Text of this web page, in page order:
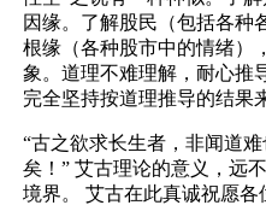
因缘。了解股民（包括各种
根缘（各种股市中的情绪）
象。道理不难理解，耐心推
完全坚持按道理推导的结果
“古之欲求长生者，非闻道
矣！” 艾古理论的意义，远
境界。 艾古在此真诚祝愿